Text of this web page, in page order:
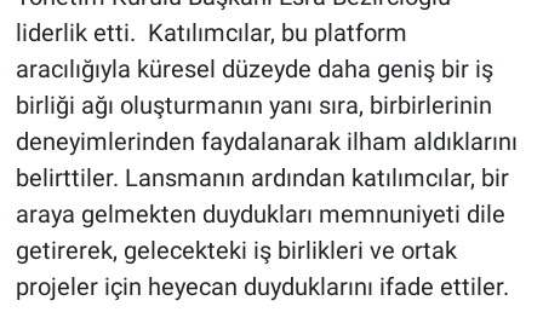
liderlik etti. Katılımcılar, bu platform
aracılığıyla küresel düzeyde daha geniş bir iş
birliği ağı oluşturmanın yanı sıra, birbirlerinin
deneyimlerinden faydalanarak ilham aldıklarını
belirttiler. Lansmanın ardından katılımcılar, bir
araya gelmekten duydukları memnuniyeti dile
getirerek, gelecekteki iş birlikleri ve ortak
projeler için heyecan duyduklarını ifade ettiler.